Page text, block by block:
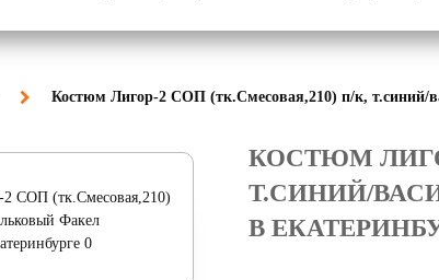
Костюм Лигор-2 СОП (тк.Смесовая,210) п/к, т.синий/
КОСТЮМ
Т.СИНИЙ/
В